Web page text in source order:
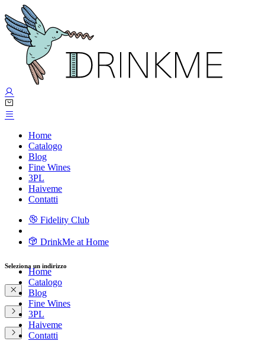
Home
Catalogo
Blog
Fine Wines
3PL
Haiveme
Contatti
Fidelity Club
DrinkMe at Home
Home
Catalogo
Blog
Fine Wines
3PL
Haiveme
Contatti
Seleziona un indirizzo